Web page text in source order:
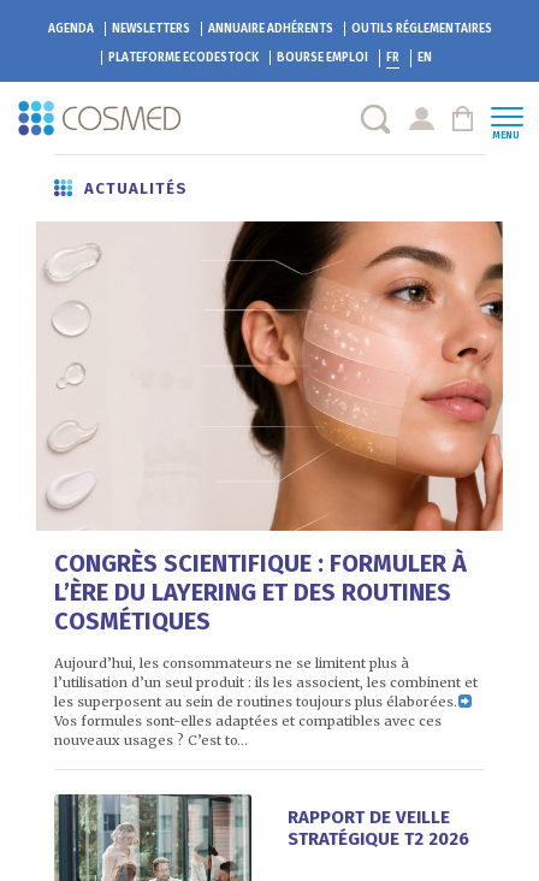
AGENDA NEWSLETTERS ANNUAIRE ADHÉRENTS
OUTILS RÉGLEMENTAIRES
PLATEFORME ECODESTOCK BOURSE EMPLOI FR EN
MENU
ACTUALITÉS
CONGRÈS SCIENTIFIQUE : FORMULER À
L’ÈRE DU LAYERING ET DES ROUTINES
COSMÉTIQUES
Aujourd’hui, les consommateurs ne se limitent plus à
l’utilisation d’un seul produit : ils les associent, les combinent et
les superposent au sein de routines toujours plus élaborées.
Vos formules sont-elles adaptées et compatibles avec ces
nouveaux usages ? C’est to…
RAPPORT DE VEILLE
STRATÉGIQUE T2 2026